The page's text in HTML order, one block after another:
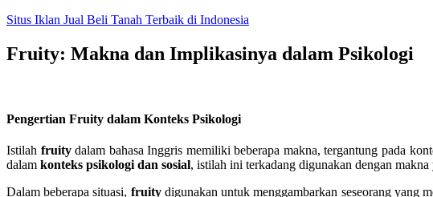
Skip
content
Situs Iklan Jual Beli Tanah Terbaik di Indonesia
Fruity: Makna dan Implikasinya dalam Psikologi
Pengertian Fruity dalam Konteks Psikologi
Istilah fruitydalam bahasa Inggris memiliki beberapa makna, tergantung pada
dalam konteks psikologi dan sosial, istilah ini terkadang digunakan dengan
Dalam beberapa situasi, fruitydigunakan untuk menggambarkan seseorang yang